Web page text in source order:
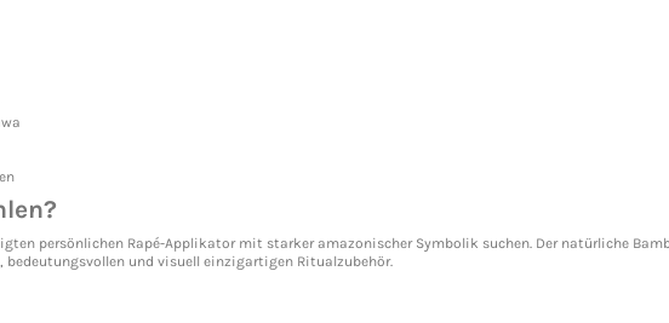
persönlichen Rapé-Applikator mit starker amazonischer Symbolik suchen. Der natürliche
und visuell einzigartigen Ritualzubehör.